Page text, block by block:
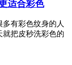
适合彩色
有彩色纹身的人
就把皮秒洗彩色的